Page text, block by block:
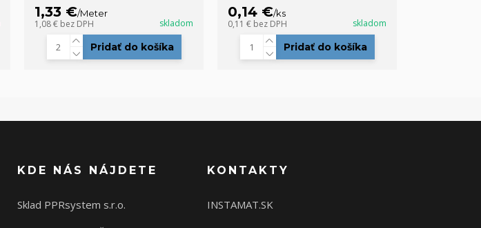
1,33 €/Meter
1,08 € bez DPH skladom
Pridať do košíka
0,14 €/ks
0,11 € bez DPH skladom
Pridať do košíka
KDE NÁS NÁJDETE
Sklad PPRsystem s.r.o.
KONTAKTY
INSTAMAT.SK